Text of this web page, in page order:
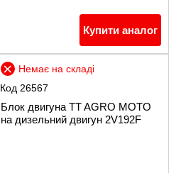
Купити аналог
Код 26567
Немає на складі
Блок двигуна TT AGRO MOTO
на дизельний двигун 2V192F